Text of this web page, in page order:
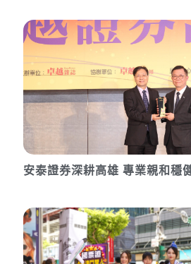
安泰證券深耕高雄 專業親和穩